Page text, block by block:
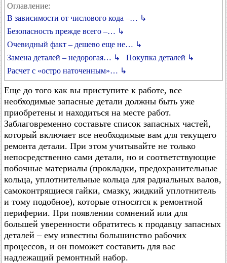
Оглавление:
В зависимости от числового кода –… ↳
Безопасность прежде всего –… ↳
Очевидный факт – дешево еще не… ↳
Замена деталей – недорогая… ↳
Покупка деталей ↳
Расчет с «остро наточенным»… ↳
Еще до того как вы приступите к работе, все
необходимые запасные детали должны быть уже
приобретены и находиться на месте работ.
Заблаговременно составьте список запасных частей,
который включает все необходимые вам для текущего
ремонта детали. При этом учитывайте не только
непосредственно сами детали, но и соответствующие
побочные материалы (прокладки, предохранительные
кольца, уплотнительные кольца для радиальных валов,
самоконтрящиеся гайки, смазку, жидкий уплотнитель
и тому подобное), которые относятся к ремонтной
периферии. При появлении сомнений или для
большей уверенности обратитесь к продавцу запасных
деталей – ему известны большинство рабочих
процессов, и он поможет составить для вас
надлежащий ремонтный набор.